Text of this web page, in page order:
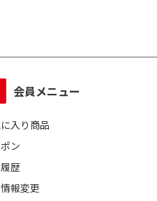
会員メニュー
入り商品
ン
歴
報変更